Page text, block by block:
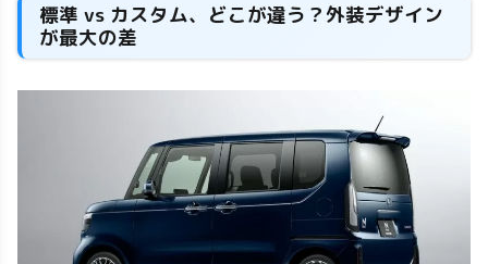
標準 vs カスタム、どこが違う？外装デザイン
が最大の差